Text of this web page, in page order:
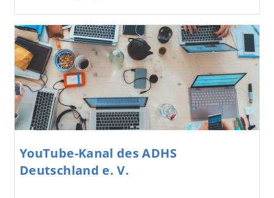
YouTube-Kanal des ADHS
Deutschland e. V.